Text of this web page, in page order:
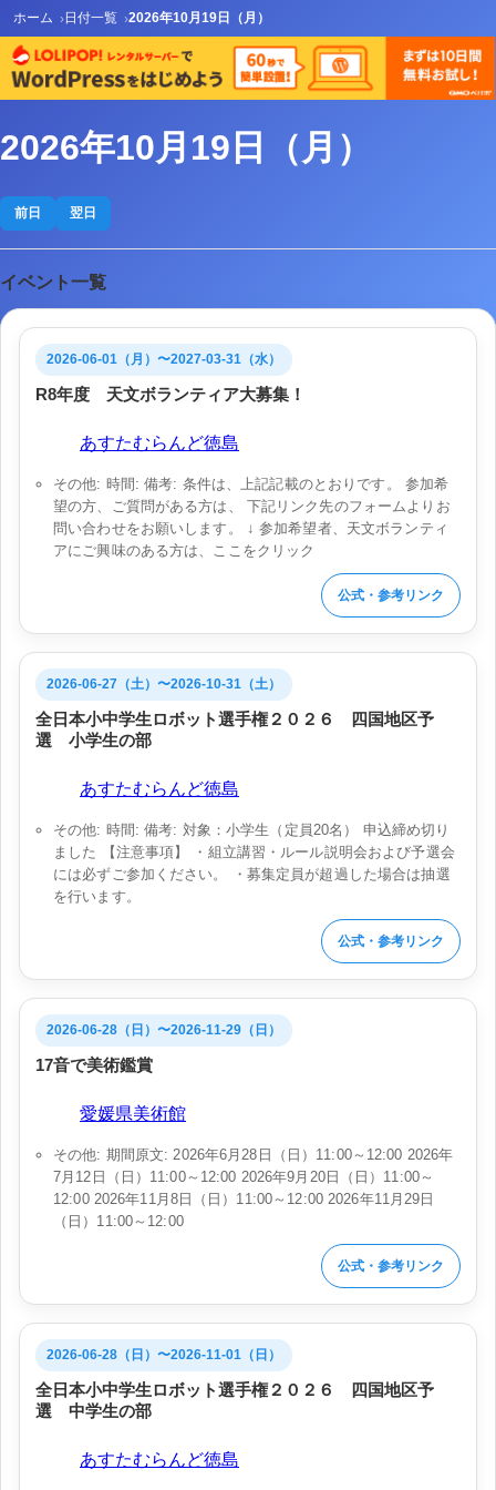
ホーム 日付一覧 2026年10月19日（月）
2026年10月19日（月）
前日 翌日
イベント一覧
2026-06-01（月）〜2027-03-31（水）
R8年度 天文ボランティア大募集！
あすたむらんど徳島
その他: 時間: 備考: 条件は、上記記載のとおりです。 参加希
望の方、ご質問がある方は、 下記リンク先のフォームよりお
問い合わせをお願いします。 ↓ 参加希望者、天文ボランティ
アにご興味のある方は、ここをクリック
公式・参考リンク
2026-06-27（土）〜2026-10-31（土）
全日本小中学生ロボット選手権２０２６ 四国地区予
選 小学生の部
あすたむらんど徳島
その他: 時間: 備考: 対象：小学生（定員20名） 申込締め切り
ました 【注意事項】 ・組立講習・ルール説明会および予選会
には必ずご参加ください。 ・募集定員が超過した場合は抽選
を行います。
公式・参考リンク
2026-06-28（日）〜2026-11-29（日）
17音で美術鑑賞
愛媛県美術館
その他: 期間原文: 2026年6月28日（日）11:00～12:00 2026年
7月12日（日）11:00～12:00 2026年9月20日（日）11:00～
12:00 2026年11月8日（日）11:00～12:00 2026年11月29日
（日）11:00～12:00
公式・参考リンク
2026-06-28（日）〜2026-11-01（日）
全日本小中学生ロボット選手権２０２６ 四国地区予
選 中学生の部
あすたむらんど徳島